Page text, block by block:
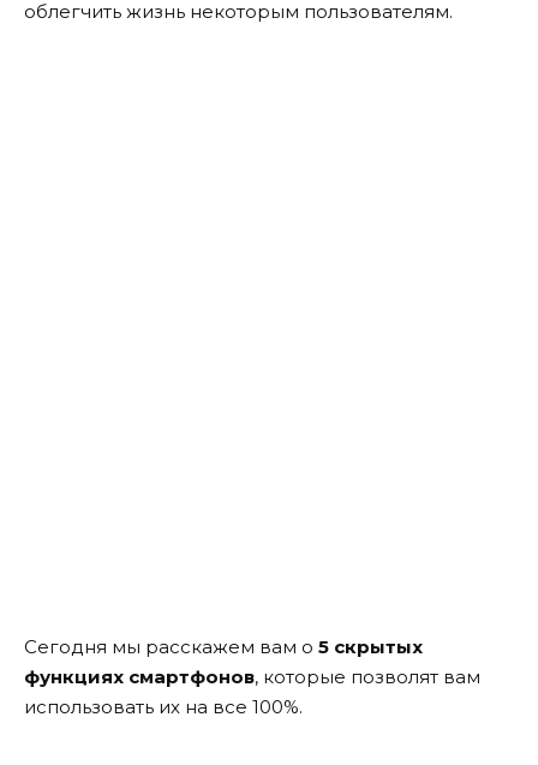
облегчить жизнь некоторым пользователям.
Сегодня мы расскажем вам о 5 скрытых
функциях смартфонов, которые позволят вам
использовать их на все 100%.